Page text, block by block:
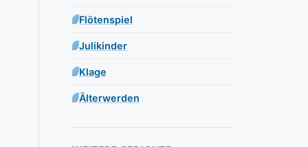
Flötenspiel
Julikinder
Klage
Älterwerden